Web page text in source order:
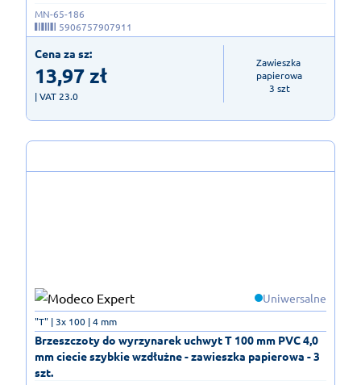
MN-65-186
5906757907911
Cena za sz:
13,97zł
| VAT 23.0
Zawieszka
papierowa
3 szt
Uniwersalne
Brzeszczoty do wyrzynarek uchwyt T 100 mm PVC 4,0
mm ciecie szybkie wzdłużne - zawieszka papierowa - 3
szt.
"T" | 3x 100 | 4 mm